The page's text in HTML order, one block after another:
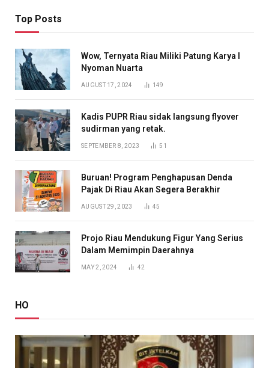
Top Posts
Wow, Ternyata Riau Miliki Patung Karya I
Nyoman Nuarta
AUGUST 17, 2024 149
Kadis PUPR Riau sidak langsung flyover
sudirman yang retak.
SEPTEMBER 8, 2023 51
Buruan! Program Penghapusan Denda
Pajak Di Riau Akan Segera Berakhir
AUGUST 29, 2023 45
Projo Riau Mendukung Figur Yang Serius
Dalam Memimpin Daerahnya
MAY 2, 2024 42
HO